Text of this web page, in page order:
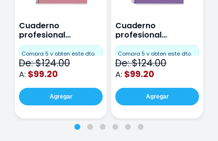
Cuaderno
profesional
Miquelrius Emotions
Cuadro Chico 80
hojas Rosa
Compra 5 y obten este dto.
De: $124.00
A: $99.20
Agregar
Cuaderno
profesional
Miquelrius Emotions
raya 80 hojas
Purpura
Compra 5 y obten este dto.
De: $124.00
A: $99.20
Agregar